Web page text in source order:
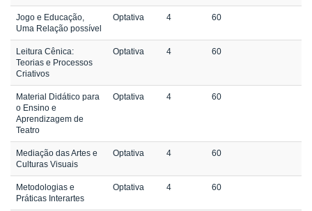
Jogo e Educação,
Uma Relação possível
Optativa 4 60
Leitura Cênica:
Teorias e Processos
Criativos
Optativa 4 60
Material Didático para
o Ensino e
Aprendizagem de
Teatro
Optativa 4 60
Mediação das Artes e
Culturas Visuais
Optativa 4 60
Metodologias e
Práticas Interartes
Optativa 4 60